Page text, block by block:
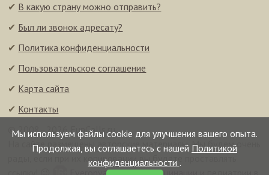
Мы используем файлы cookie для улучшения вашего опыта.
Продолжая, вы соглашаетесь с нашей Политикой
конфиденциальности .
✔ В какую страну можно отправить?
✔ Был ли звонок адресату?
✔ Политика конфиденциальности
✔ Пользовательское соглашение
✔ Карта сайта
✔ Контакты
© 2008–2026 FunCalls.ru
На сайте размещены авторские материалы. Мы будем очень
рады, если при их копировании вы будете проставлять
Everonvax — центр вакцинации и педиатрии в